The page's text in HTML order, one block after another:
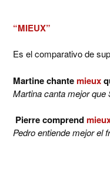
“MIEUX”
Es el comparativo de
Martine chantemieux
Martina canta mejor que
Pierre comprend
Pedro entiende mejor el